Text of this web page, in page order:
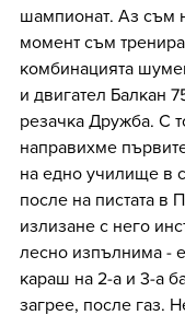
шампионат. Аз съм
момент съм
комбинацията
и двигател Балкан
резачка Дружба. С
направихме
на едно училище в
после на пистата в
излизане с него
лесно изпълнима -
караш на 2-а и 3-а
загрее, после газ.